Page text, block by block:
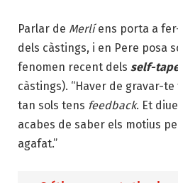
Parlar de Merlíens porta a
dels càstings, i en Pere posa
fenomen recent dels self-
càstings). “Haver de gravar-
tan sols tens feedback. Et
acabes de saber els motius
agafat.”